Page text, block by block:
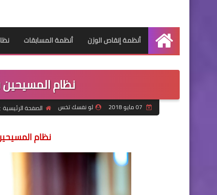
الرئيسية
أنظمة إنقاص الوزن أنظمة المسابقات
نظام
لو نفسك تخس الصفحة الرئيسية
نظام